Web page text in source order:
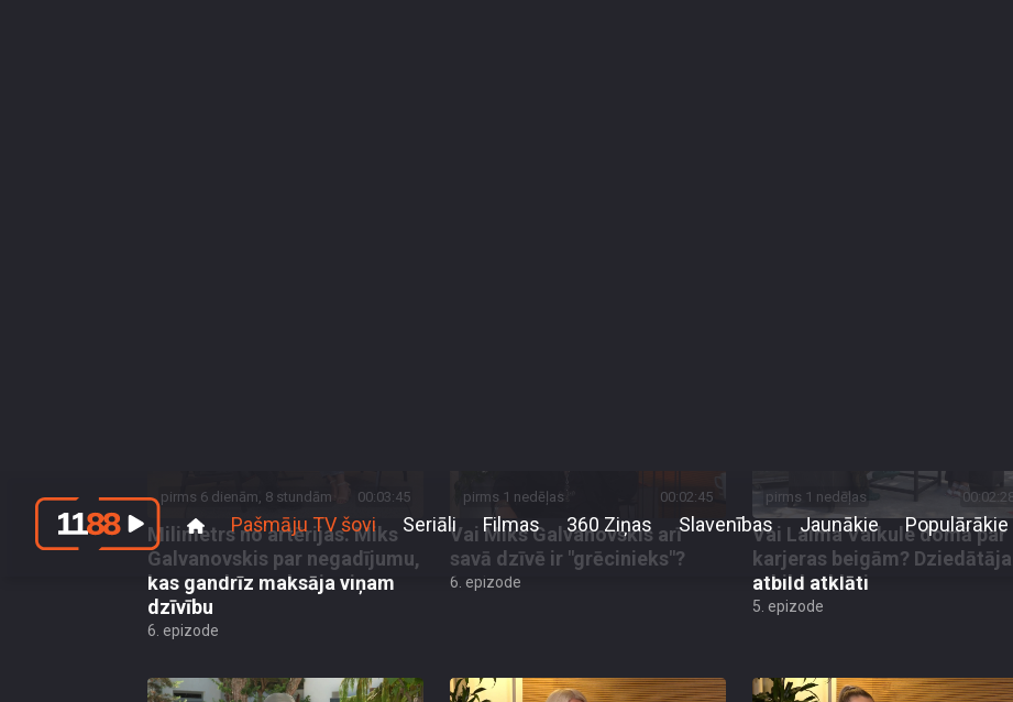
pirms 6 dienām, 8 stundām
Milimetrs no artērijas. Miks
Galvanovskis par negadījumu,
kas gandrīz maksāja viņam
dzīvību
6. epizode
pirms 1 nedēļas
Vai Miks Galvanovskis arī
savā dzīvē ir "grēcinieks"?
6. epizode
pirms 1 nedēļas 00:02:28
Vai Laima Vaikule domā par
karjeras beigām? Dziedātāja
atbild atklāti
5. epizode